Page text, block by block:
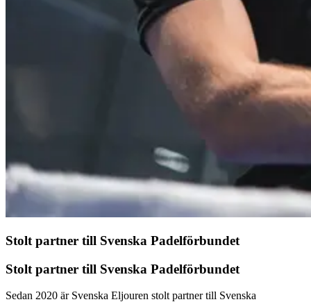
Stolt partner till Svenska Padelförbundet
Stolt partner till Svenska Padelförbundet
Sedan 2020 är Svenska Eljouren stolt partner till Svenska